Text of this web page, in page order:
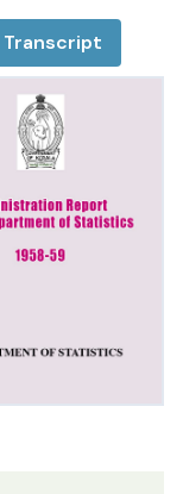
Transcript